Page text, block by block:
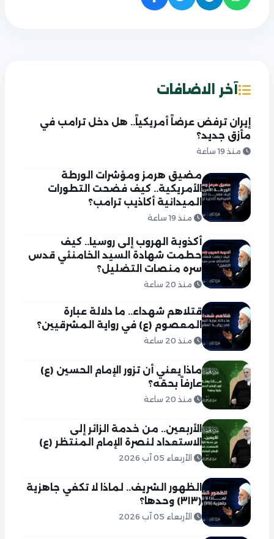
آخر الاضافات
إيران ترفض عرضاً أمريكياً.. هل دخل ترامب في
مأزق جديد؟
منذ 19 ساعة
مضيق هرمز ومؤشرات الورطة
الأمريكية.. كيف فضحت التطورات
الميدانية أكاذيب ترامب؟
منذ 19 ساعة
أكذوبة الهروب إلى روسيا.. كيف
حطمت شهادة السيد الخامنئي قدس
سره منصات التضليل؟
منذ 20 ساعة
قتلاهم شهداء.. ما دلالة عبارة
المعصوم (ع) في رواية المشرقيين؟
منذ 20 ساعة
ماذا يعني أن تزور الإمام الحسين (ع)
عارفاً بحقه؟
منذ 20 ساعة
الأربعين.. من خدمة الزائر إلى
الاستعداد لنصرة الإمام المنتظر (ع)
الأربعاء 05 آب 2026
الظهور الشريف.. لماذا لا تكفي جاهزية
(٣١٣) وحدها؟
الأربعاء 05 آب 2026